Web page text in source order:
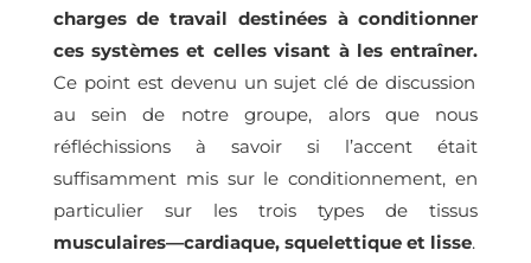
charges de travail destinées à conditionner
ces systèmes et celles visant à les entraîner.
Ce point est devenu un sujet clé de discussion
au sein de notre groupe, alors que nous
réfléchissions à savoir si l’accent était
suffisamment mis sur le conditionnement, en
particulier sur les trois types de tissus
musculaires—cardiaque, squelettique et lisse.